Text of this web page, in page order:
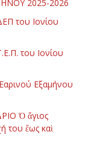
2025-2026
του Ιονίου
του Ιονίου
Εξαμήνου
Ὁ ἅγιος
του ἕως καὶ